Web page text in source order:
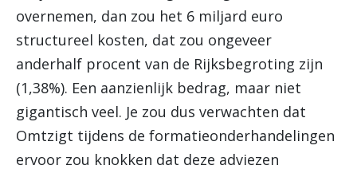
overnemen, dan zou het 6 miljard euro
structureel kosten, dat zou ongeveer
anderhalf procent van de Rijksbegroting zijn
(1,38%). Een aanzienlijk bedrag, maar niet
gigantisch veel. Je zou dus verwachten dat
Omtzigt tijdens de formatieonderhandelingen
ervoor zou knokken dat deze adviezen